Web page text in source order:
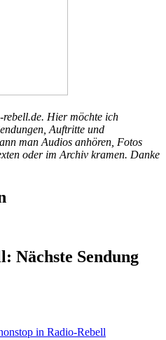
Hier möchte ich
Auftritte und
man Audios anhören, Fotos
oder im Archiv kramen. Danke
Nächste Sendung
in Radio-Rebell